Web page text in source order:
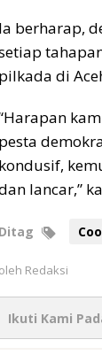
Ia berharap,
pilkada di
pesta
kondusif,
lancar,”
Ditag
oleh Redaksi
Ikuti Kami